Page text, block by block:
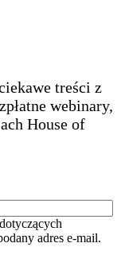
treści z
webinary,
House of
adres e-mail.